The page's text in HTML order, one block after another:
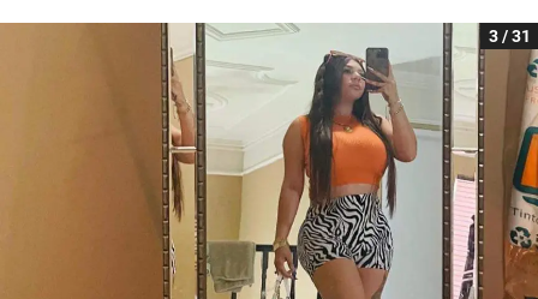
3 / 31